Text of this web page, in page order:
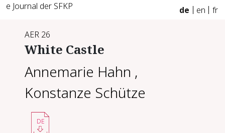
e Journal der SFKP de en fr
AER 26
White Castle
Annemarie Hahn ,
Konstanze Schütze
DE